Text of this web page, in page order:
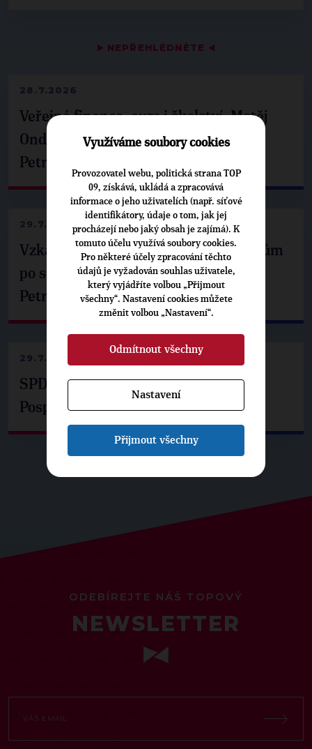
▶ NEPŘEHLÉDNĚTE ◀
28.7.2026
Veřejné finance, euro i školství. Matěj
Ondřej Havel jednal s prezidentem
Petrem Pavlem
29.7.2026
Vzkaz Matěje Ondřeje Havla příznivcům
po setkání s prezidentem republiky
Petrem Pavlem
29.7.2026
SPD už není ve zprávě o extremismu.
Pospíšil: Je tu pachuť
ODEBÍREJTE NÁŠ TOPOVÝ
NEWSLETTER
Využíváme soubory cookies
Provozovatel webu, politická strana TOP
09, získává, ukládá a zpracovává
informace o jeho uživatelích (např. síťové
identifikátory, údaje o tom, jak jej
procházejí nebo jaký obsah je zajímá). K
tomuto účelu využívá soubory cookies.
Pro některé účely zpracování těchto
údajů je vyžadován souhlas uživatele,
který vyjádříte volbou „Přijmout
všechny“. Nastavení cookies můžete
změnit volbou „Nastavení“.
Odmítnout všechny
Nastavení
Přijmout všechny